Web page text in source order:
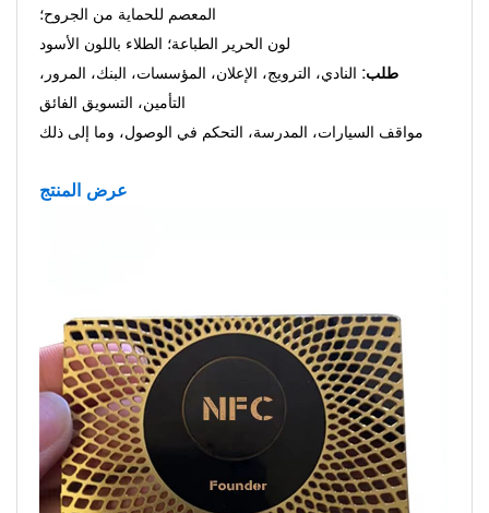
المعصم للحماية من الجروح؛
لون الحرير الطباعة؛ الطلاء باللون الأسود
طلب: النادي، الترويج، الإعلان، المؤسسات، البنك، المرور،
عرض المنتج